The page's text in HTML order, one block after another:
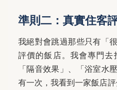
準則二：真實住客
我絕對會跳過那些只有「
評價的飯店。我會專門去
「隔音效果」、「浴室水
有一次，我看到一家飯店